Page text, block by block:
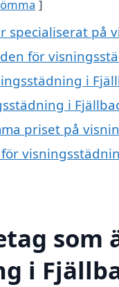
specialiserat på
för
i
i
priset på
som
i